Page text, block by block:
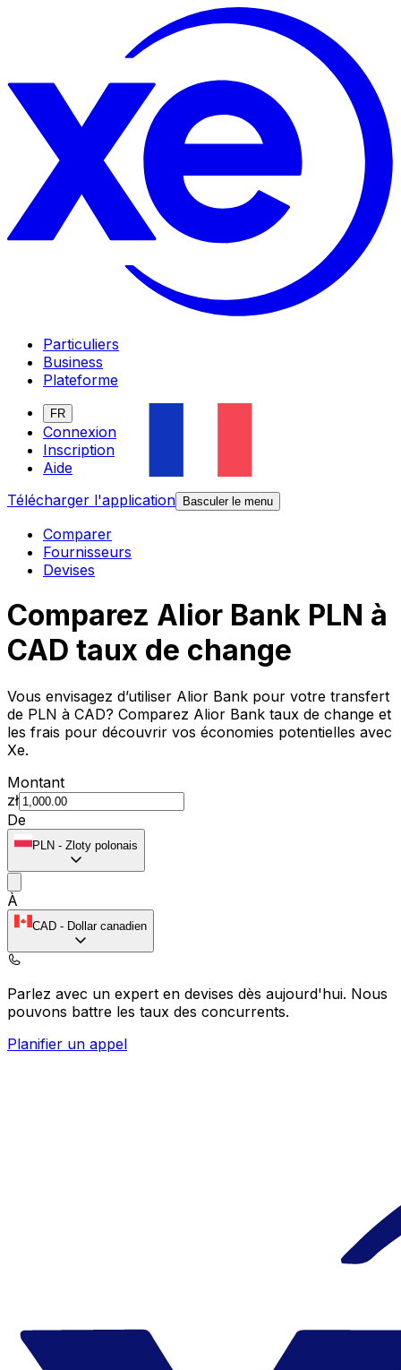
Particuliers
Business
Plateforme
FR
Connexion
Inscription
Aide
Télécharger l'application
Basculer le menu
Comparer
Fournisseurs
Devises
Comparez Alior Bank PLN à
CAD taux de change
Vous envisagez d’utiliser Alior Bank pour votre transfert
de PLN à CAD? Comparez Alior Bank taux de change et
les frais pour découvrir vos économies potentielles avec
Xe.
Montant
zł
De
PLN - Zloty polonais
À
CAD - Dollar canadien
Parlez avec un expert en devises dès aujourd'hui. Nous
pouvons battre les taux des concurrents.
Planifier un appel